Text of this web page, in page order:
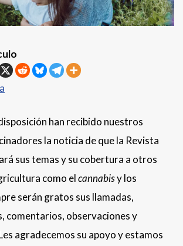
han recibido nuestros
la noticia de que la Revista
sus temas y su cobertura a otros
como elcannabisy los
serán gratos sus llamadas,
comentarios, observaciones y
agradecemos su apoyo y estamos